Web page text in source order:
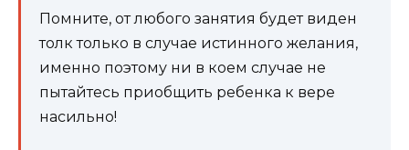
Помните, от любого занятия будет виден
толк только в случае истинного желания,
именно поэтому ни в коем случае не
пытайтесь приобщить ребенка к вере
насильно!